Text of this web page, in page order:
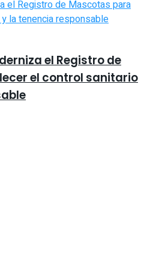
el Registro de
el control sanitario